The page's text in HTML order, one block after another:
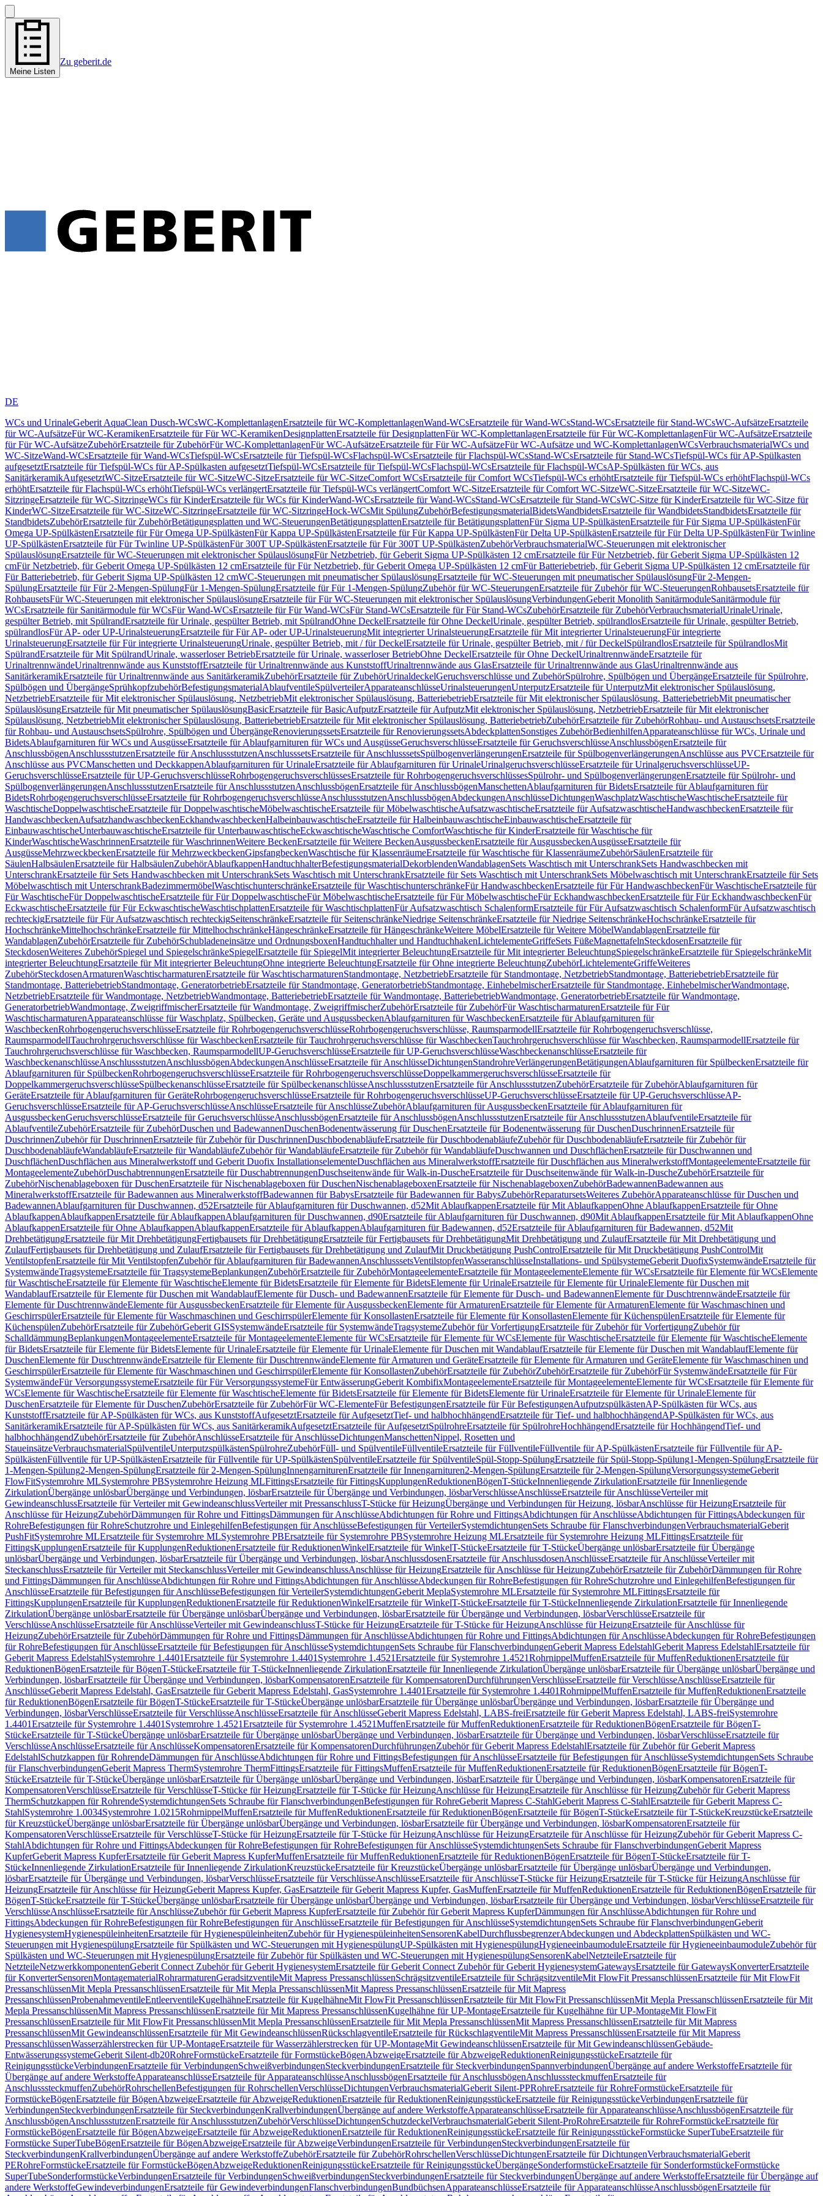
Meine Listen
Zu geberit.de
DE
WCs und UrinaleGeberit AquaClean Dusch-WCsWC-KomplettanlagenErsatzteile für WC-KomplettanlagenWand-WCsErsatzteile für Wand-WCsStand-WCsErsatzteile für Stand-WCsWC-AufsätzeErsatzteile
für WC-AufsätzeFür WC-KeramikenErsatzteile für Für WC-KeramikenDesignplattenErsatzteile für DesignplattenFür WC-KomplettanlagenErsatzteile für Für WC-KomplettanlagenFür WC-AufsätzeErsatzteile
für Für WC-AufsätzeZubehörErsatzteile für ZubehörFür WC-KomplettanlagenFür WC-AufsätzeErsatzteile für Für WC-AufsätzeFür WC-Aufsätze und WC-KomplettanlagenWCsVerbrauchsmaterialWCs und
WC-SitzeWand-WCsErsatzteile für Wand-WCsTiefspül-WCsErsatzteile für Tiefspül-WCsFlachspül-WCsErsatzteile für Flachspül-WCsStand-WCsErsatzteile für Stand-WCsTiefspül-WCs für AP-Spülkasten
aufgesetztErsatzteile für Tiefspül-WCs für AP-Spülkasten aufgesetztTiefspül-WCsErsatzteile für Tiefspül-WCsFlachspül-WCsErsatzteile für Flachspül-WCsAP-Spülkästen für WCs, aus
SanitärkeramikAufgesetztWC-SitzeErsatzteile für WC-SitzeWC-SitzeErsatzteile für WC-SitzeComfort WCsErsatzteile für Comfort WCsTiefspül-WCs erhöhtErsatzteile für Tiefspül-WCs erhöhtFlachspül-WCs
erhöhtErsatzteile für Flachspül-WCs erhöhtTiefspül-WCs verlängertErsatzteile für Tiefspül-WCs verlängertComfort WC-SitzeErsatzteile für Comfort WC-SitzeWC-SitzeErsatzteile für WC-SitzeWC-
SitzringeErsatzteile für WC-SitzringeWCs für KinderErsatzteile für WCs für KinderWand-WCsErsatzteile für Wand-WCsStand-WCsErsatzteile für Stand-WCsWC-Sitze für KinderErsatzteile für WC-Sitze für
KinderWC-SitzeErsatzteile für WC-SitzeWC-SitzringeErsatzteile für WC-SitzringeHock-WCsMit SpülungZubehörBefestigungsmaterialBidetsWandbidetsErsatzteile für WandbidetsStandbidetsErsatzteile für
StandbidetsZubehörErsatzteile für ZubehörBetätigungsplatten und WC-SteuerungenBetätigungsplattenErsatzteile für BetätigungsplattenFür Sigma UP-SpülkästenErsatzteile für Für Sigma UP-SpülkästenFür
Omega UP-SpülkästenErsatzteile für Für Omega UP-SpülkästenFür Kappa UP-SpülkästenErsatzteile für Für Kappa UP-SpülkästenFür Delta UP-SpülkästenErsatzteile für Für Delta UP-SpülkästenFür Twinline
UP-SpülkästenErsatzteile für Für Twinline UP-SpülkästenFür 300T UP-SpülkästenErsatzteile für Für 300T UP-SpülkästenZubehörVerbrauchsmaterialWC-Steuerungen mit elektronischer
SpülauslösungErsatzteile für WC-Steuerungen mit elektronischer SpülauslösungFür Netzbetrieb, für Geberit Sigma UP-Spülkästen 12 cmErsatzteile für Für Netzbetrieb, für Geberit Sigma UP-Spülkästen 12
cmFür Netzbetrieb, für Geberit Omega UP-Spülkästen 12 cmErsatzteile für Für Netzbetrieb, für Geberit Omega UP-Spülkästen 12 cmFür Batteriebetrieb, für Geberit Sigma UP-Spülkästen 12 cmErsatzteile für
Für Batteriebetrieb, für Geberit Sigma UP-Spülkästen 12 cmWC-Steuerungen mit pneumatischer SpülauslösungErsatzteile für WC-Steuerungen mit pneumatischer SpülauslösungFür 2-Mengen-
SpülungErsatzteile für Für 2-Mengen-SpülungFür 1-Mengen-SpülungErsatzteile für Für 1-Mengen-SpülungZubehör für WC-SteuerungenErsatzteile für Zubehör für WC-SteuerungenRohbausetsErsatzteile für
RohbausetsFür WC-Steuerungen mit elektronischer SpülauslösungErsatzteile für Für WC-Steuerungen mit elektronischer SpülauslösungVerbindungenGeberit Monolith SanitärmoduleSanitärmodule für
WCsErsatzteile für Sanitärmodule für WCsFür Wand-WCsErsatzteile für Für Wand-WCsFür Stand-WCsErsatzteile für Für Stand-WCsZubehörErsatzteile für ZubehörVerbrauchsmaterialUrinaleUrinale,
gespülter Betrieb, mit SpülrandErsatzteile für Urinale, gespülter Betrieb, mit SpülrandOhne DeckelErsatzteile für Ohne DeckelUrinale, gespülter Betrieb, spülrandlosErsatzteile für Urinale, gespülter Betrieb,
spülrandlosFür AP- oder UP-UrinalsteuerungErsatzteile für Für AP- oder UP-UrinalsteuerungMit integrierter UrinalsteuerungErsatzteile für Mit integrierter UrinalsteuerungFür integrierte
UrinalsteuerungErsatzteile für Für integrierte UrinalsteuerungUrinale, gespülter Betrieb, mit / für DeckelErsatzteile für Urinale, gespülter Betrieb, mit / für DeckelSpülrandlosErsatzteile für SpülrandlosMit
SpülrandErsatzteile für Mit SpülrandUrinale, wasserloser BetriebErsatzteile für Urinale, wasserloser BetriebOhne DeckelErsatzteile für Ohne DeckelUrinaltrennwändeErsatzteile für
UrinaltrennwändeUrinaltrennwände aus KunststoffErsatzteile für Urinaltrennwände aus KunststoffUrinaltrennwände aus GlasErsatzteile für Urinaltrennwände aus GlasUrinaltrennwände aus
SanitärkeramikErsatzteile für Urinaltrennwände aus SanitärkeramikZubehörErsatzteile für ZubehörUrinaldeckelGeruchsverschlüsse und ZubehörSpülrohre, Spülbögen und ÜbergängeErsatzteile für Spülrohre,
Spülbögen und ÜbergängeSprühkopfzubehörBefestigungsmaterialAblaufventileSpülverteilerApparateanschlüsseUrinalsteuerungenUnterputzErsatzteile für UnterputzMit elektronischer Spülauslösung,
NetzbetriebErsatzteile für Mit elektronischer Spülauslösung, NetzbetriebMit elektronischer Spülauslösung, BatteriebetriebErsatzteile für Mit elektronischer Spülauslösung, BatteriebetriebMit pneumatischer
SpülauslösungErsatzteile für Mit pneumatischer SpülauslösungBasicErsatzteile für BasicAufputzErsatzteile für AufputzMit elektronischer Spülauslösung, NetzbetriebErsatzteile für Mit elektronischer
Spülauslösung, NetzbetriebMit elektronischer Spülauslösung, BatteriebetriebErsatzteile für Mit elektronischer Spülauslösung, BatteriebetriebZubehörErsatzteile für ZubehörRohbau- und AustauschsetsErsatzteile
für Rohbau- und AustauschsetsSpülrohre, Spülbögen und ÜbergängeRenovierungssetsErsatzteile für RenovierungssetsAbdeckplattenSonstiges ZubehörBedienhilfenApparateanschlüsse für WCs, Urinale und
BidetsAblaufgarnituren für WCs und AusgüsseErsatzteile für Ablaufgarnituren für WCs und AusgüsseGeruchsverschlüsseErsatzteile für GeruchsverschlüsseAnschlussbögenErsatzteile für
AnschlussbögenAnschlussstutzenErsatzteile für AnschlussstutzenAnschlusssetsErsatzteile für AnschlusssetsSpülbogenverlängerungenErsatzteile für SpülbogenverlängerungenAnschlüsse aus PVCErsatzteile für
Anschlüsse aus PVCManschetten und DeckkappenAblaufgarnituren für UrinaleErsatzteile für Ablaufgarnituren für UrinaleUrinalgeruchsverschlüsseErsatzteile für UrinalgeruchsverschlüsseUP-
GeruchsverschlüsseErsatzteile für UP-GeruchsverschlüsseRohrbogengeruchsverschlüssesErsatzteile für RohrbogengeruchsverschlüssesSpülrohr- und SpülbogenverlängerungenErsatzteile für Spülrohr- und
SpülbogenverlängerungenAnschlussstutzenErsatzteile für AnschlussstutzenAnschlussbögenErsatzteile für AnschlussbögenManschettenAblaufgarnituren für BidetsErsatzteile für Ablaufgarnituren für
BidetsRohrbogengeruchsverschlüsseErsatzteile für RohrbogengeruchsverschlüsseAnschlussstutzenAnschlussbögenAbdeckungenAnschlüsseDichtungenWaschplatzWaschtischeWaschtischeErsatzteile für
WaschtischeDoppelwaschtischeErsatzteile für DoppelwaschtischeMöbelwaschtischeErsatzteile für MöbelwaschtischeAufsatzwaschtischeErsatzteile für AufsatzwaschtischeHandwaschbeckenErsatzteile für
HandwaschbeckenAufsatzhandwaschbeckenEckhandwaschbeckenHalbeinbauwaschtischeErsatzteile für HalbeinbauwaschtischeEinbauwaschtischeErsatzteile für
EinbauwaschtischeUnterbauwaschtischeErsatzteile für UnterbauwaschtischeEckwaschtischeWaschtische ComfortWaschtische für KinderErsatzteile für Waschtische für
KinderWaschtischeWaschrinnenErsatzteile für WaschrinnenWeitere BeckenErsatzteile für Weitere BeckenAusgussbeckenErsatzteile für AusgussbeckenAusgüsseErsatzteile für
AusgüsseMehrzweckbeckenErsatzteile für MehrzweckbeckenGipsfangbeckenWaschtische für KlassenräumeErsatzteile für Waschtische für KlassenräumeZubehörSäulenErsatzteile für
SäulenHalbsäulenErsatzteile für HalbsäulenZubehörAblaufkappenHandtuchhalterBefestigungsmaterialDekorblendenWandablagenSets Waschtisch mit UnterschrankSets Handwaschbecken mit
UnterschrankErsatzteile für Sets Handwaschbecken mit UnterschrankSets Waschtisch mit UnterschrankErsatzteile für Sets Waschtisch mit UnterschrankSets Möbelwaschtisch mit UnterschrankErsatzteile für Sets
Möbelwaschtisch mit UnterschrankBadezimmermöbelWaschtischunterschränkeErsatzteile für WaschtischunterschränkeFür HandwaschbeckenErsatzteile für Für HandwaschbeckenFür WaschtischeErsatzteile für
Für WaschtischeFür DoppelwaschtischeErsatzteile für Für DoppelwaschtischeFür MöbelwaschtischeErsatzteile für Für MöbelwaschtischeFür EckhandwaschbeckenErsatzteile für Für EckhandwaschbeckenFür
EckwaschtischeErsatzteile für Für EckwaschtischeWaschtischplattenErsatzteile für WaschtischplattenFür Aufsatzwaschtisch SchalenformErsatzteile für Für Aufsatzwaschtisch SchalenformFür Aufsatzwaschtisch
rechteckigErsatzteile für Für Aufsatzwaschtisch rechteckigSeitenschränkeErsatzteile für SeitenschränkeNiedrige SeitenschränkeErsatzteile für Niedrige SeitenschränkeHochschränkeErsatzteile für
HochschränkeMittelhochschränkeErsatzteile für MittelhochschränkeHängeschränkeErsatzteile für HängeschränkeWeitere MöbelErsatzteile für Weitere MöbelWandablagenErsatzteile für
WandablagenZubehörErsatzteile für ZubehörSchubladeneinsätze und OrdnungsboxenHandtuchhalter und HandtuchhakenLichtelementeGriffeSets FüßeMagnettafelnSteckdosenErsatzteile für
SteckdosenWeiteres ZubehörSpiegel und SpiegelschränkeSpiegelErsatzteile für SpiegelMit integrierter BeleuchtungErsatzteile für Mit integrierter BeleuchtungSpiegelschränkeErsatzteile für SpiegelschränkeMit
integrierter BeleuchtungErsatzteile für Mit integrierter BeleuchtungOhne integrierte BeleuchtungErsatzteile für Ohne integrierte BeleuchtungZubehörLichtelementeGriffeWeiteres
ZubehörSteckdosenArmaturenWaschtischarmaturenErsatzteile für WaschtischarmaturenStandmontage, NetzbetriebErsatzteile für Standmontage, NetzbetriebStandmontage, BatteriebetriebErsatzteile für
Standmontage, BatteriebetriebStandmontage, GeneratorbetriebErsatzteile für Standmontage, GeneratorbetriebStandmontage, EinhebelmischerErsatzteile für Standmontage, EinhebelmischerWandmontage,
NetzbetriebErsatzteile für Wandmontage, NetzbetriebWandmontage, BatteriebetriebErsatzteile für Wandmontage, BatteriebetriebWandmontage, GeneratorbetriebErsatzteile für Wandmontage,
GeneratorbetriebWandmontage, ZweigriffmischerErsatzteile für Wandmontage, ZweigriffmischerZubehörErsatzteile für ZubehörFür WaschtischarmaturenErsatzteile für Für
WaschtischarmaturenApparateanschlüsse für Waschplatz, Spülbecken, Geräte und AusgussbeckenAblaufgarnituren für WaschbeckenErsatzteile für Ablaufgarnituren für
WaschbeckenRohrbogengeruchsverschlüsseErsatzteile für RohrbogengeruchsverschlüsseRohrbogengeruchsverschlüsse, RaumsparmodellErsatzteile für Rohrbogengeruchsverschlüsse,
RaumsparmodellTauchrohrgeruchsverschlüsse für WaschbeckenErsatzteile für Tauchrohrgeruchsverschlüsse für WaschbeckenTauchrohrgeruchsverschlüsse für Waschbecken, RaumsparmodellErsatzteile für
Tauchrohrgeruchsverschlüsse für Waschbecken, RaumsparmodellUP-GeruchsverschlüsseErsatzteile für UP-GeruchsverschlüsseWaschbeckenanschlüsseErsatzteile für
WaschbeckenanschlüsseAnschlussstutzenAnschlussbögenAbdeckungenAnschlüsseErsatzteile für AnschlüsseDichtungenStandrohreVerlängerungenBetätigungenAblaufgarnituren für SpülbeckenErsatzteile für
Ablaufgarnituren für SpülbeckenRohrbogengeruchsverschlüsseErsatzteile für RohrbogengeruchsverschlüsseDoppelkammergeruchsverschlüsseErsatzteile für
DoppelkammergeruchsverschlüsseSpülbeckenanschlüsseErsatzteile für SpülbeckenanschlüsseAnschlussstutzenErsatzteile für AnschlussstutzenZubehörErsatzteile für ZubehörAblaufgarnituren für
GeräteErsatzteile für Ablaufgarnituren für GeräteRohrbogengeruchsverschlüsseErsatzteile für RohrbogengeruchsverschlüsseUP-GeruchsverschlüsseErsatzteile für UP-GeruchsverschlüsseAP-
GeruchsverschlüsseErsatzteile für AP-GeruchsverschlüsseAnschlüsseErsatzteile für AnschlüsseZubehörAblaufgarnituren für AusgussbeckenErsatzteile für Ablaufgarnituren für
AusgussbeckenGeruchsverschlüsseErsatzteile für GeruchsverschlüsseAnschlussbögenErsatzteile für AnschlussbögenAnschlussstutzenErsatzteile für AnschlussstutzenAblaufventileErsatzteile für
AblaufventileZubehörErsatzteile für ZubehörDuschen und BadewannenDuschenBodenentwässerung für DuschenErsatzteile für Bodenentwässerung für DuschenDuschrinnenErsatzteile für
DuschrinnenZubehör für DuschrinnenErsatzteile für Zubehör für DuschrinnenDuschbodenabläufeErsatzteile für DuschbodenabläufeZubehör für DuschbodenabläufeErsatzteile für Zubehör für
DuschbodenabläufeWandabläufeErsatzteile für WandabläufeZubehör für WandabläufeErsatzteile für Zubehör für WandabläufeDuschwannen und DuschflächenErsatzteile für Duschwannen und
DuschflächenDuschflächen aus Mineralwerkstoff und Geberit Duofix InstallationselementeDuschflächen aus MineralwerkstoffErsatzteile für Duschflächen aus MineralwerkstoffMontageelementeErsatzteile für
MontageelementeZubehörDuschabtrennungenErsatzteile für DuschabtrennungenDuschseitenwände für Walk-in-DuscheErsatzteile für Duschseitenwände für Walk-in-DuscheZubehörErsatzteile für
ZubehörNischenablageboxen für DuschenErsatzteile für Nischenablageboxen für DuschenNischenablageboxenErsatzteile für NischenablageboxenZubehörBadewannenBadewannen aus
MineralwerkstoffErsatzteile für Badewannen aus MineralwerkstoffBadewannen für BabysErsatzteile für Badewannen für BabysZubehörReparatursetsWeiteres ZubehörApparateanschlüsse für Duschen und
BadewannenAblaufgarnituren für Duschwannen, d52Ersatzteile für Ablaufgarnituren für Duschwannen, d52Mit AblaufkappenErsatzteile für Mit AblaufkappenOhne AblaufkappenErsatzteile für Ohne
AblaufkappenAblaufkappenErsatzteile für AblaufkappenAblaufgarnituren für Duschwannen, d90Ersatzteile für Ablaufgarnituren für Duschwannen, d90Mit AblaufkappenErsatzteile für Mit AblaufkappenOhne
AblaufkappenErsatzteile für Ohne AblaufkappenAblaufkappenErsatzteile für AblaufkappenAblaufgarnituren für Badewannen, d52Ersatzteile für Ablaufgarnituren für Badewannen, d52Mit
DrehbetätigungErsatzteile für Mit DrehbetätigungFertigbausets für DrehbetätigungErsatzteile für Fertigbausets für DrehbetätigungMit Drehbetätigung und ZulaufErsatzteile für Mit Drehbetätigung und
ZulaufFertigbausets für Drehbetätigung und ZulaufErsatzteile für Fertigbausets für Drehbetätigung und ZulaufMit Druckbetätigung PushControlErsatzteile für Mit Druckbetätigung PushControlMit
VentilstopfenErsatzteile für Mit VentilstopfenZubehör für Ablaufgarnituren für BadewannenAnschlusssetsVentilstopfenWasseranschlüsseInstallations- und SpülsystemeGeberit DuofixSystemwändeErsatzteile für
SystemwändeTragsystemeErsatzteile für TragsystemeBeplankungenZubehörErsatzteile für ZubehörMontageelementeErsatzteile für MontageelementeElemente für WCsErsatzteile für Elemente für WCsElemente
für WaschtischeErsatzteile für Elemente für WaschtischeElemente für BidetsErsatzteile für Elemente für BidetsElemente für UrinaleErsatzteile für Elemente für UrinaleElemente für Duschen mit
WandablaufErsatzteile für Elemente für Duschen mit WandablaufElemente für Dusch- und BadewannenErsatzteile für Elemente für Dusch- und BadewannenElemente für DuschtrennwändeErsatzteile für
Elemente für DuschtrennwändeElemente für AusgussbeckenErsatzteile für Elemente für AusgussbeckenElemente für ArmaturenErsatzteile für Elemente für ArmaturenElemente für Waschmaschinen und
GeschirrspülerErsatzteile für Elemente für Waschmaschinen und GeschirrspülerElemente für KonsollastenErsatzteile für Elemente für KonsollastenElemente für KüchenspülenErsatzteile für Elemente für
KüchenspülenZubehörErsatzteile für ZubehörGeberit GISSystemwändeErsatzteile für SystemwändeTragsystemeZubehör für VorfertigungErsatzteile für Zubehör für VorfertigungZubehör für
SchalldämmungBeplankungenMontageelementeErsatzteile für MontageelementeElemente für WCsErsatzteile für Elemente für WCsElemente für WaschtischeErsatzteile für Elemente für WaschtischeElemente
für BidetsErsatzteile für Elemente für BidetsElemente für UrinaleErsatzteile für Elemente für UrinaleElemente für Duschen mit WandablaufErsatzteile für Elemente für Duschen mit WandablaufElemente für
DuschenElemente für DuschtrennwändeErsatzteile für Elemente für DuschtrennwändeElemente für Armaturen und GeräteErsatzteile für Elemente für Armaturen und GeräteElemente für Waschmaschinen und
GeschirrspülerErsatzteile für Elemente für Waschmaschinen und GeschirrspülerElemente für KonsollastenZubehörErsatzteile für ZubehörZubehörErsatzteile für ZubehörFür SystemwändeErsatzteile für Für
SystemwändeFür VersorgungssystemeErsatzteile für Für VersorgungssystemeFür EntwässerungGeberit KombifixMontageelementeErsatzteile für MontageelementeElemente für WCsErsatzteile für Elemente für
WCsElemente für WaschtischeErsatzteile für Elemente für WaschtischeElemente für BidetsErsatzteile für Elemente für BidetsElemente für UrinaleErsatzteile für Elemente für UrinaleElemente für
DuschenErsatzteile für Elemente für DuschenZubehörErsatzteile für ZubehörFür WC-ElementeFür BefestigungenErsatzteile für Für BefestigungenAufputzspülkästenAP-Spülkästen für WCs, aus
KunststoffErsatzteile für AP-Spülkästen für WCs, aus KunststoffAufgesetztErsatzteile für AufgesetztTief- und halbhochhängendErsatzteile für Tief- und halbhochhängendAP-Spülkästen für WCs, aus
SanitärkeramikErsatzteile für AP-Spülkästen für WCs, aus SanitärkeramikAufgesetztErsatzteile für AufgesetztSpülrohreErsatzteile für SpülrohreHochhängendErsatzteile für HochhängendTief- und
halbhochhängendZubehörErsatzteile für ZubehörAnschlüsseErsatzteile für AnschlüsseDichtungenManschettenNippel, Rosetten und
StaueinsätzeVerbrauchsmaterialSpülventileUnterputzspülkästenSpülrohreZubehörFüll- und SpülventileFüllventileErsatzteile für FüllventileFüllventile für AP-SpülkästenErsatzteile für Füllventile für AP-
SpülkästenFüllventile für UP-SpülkästenErsatzteile für Füllventile für UP-SpülkästenSpülventileErsatzteile für SpülventileSpül-Stopp-SpülungErsatzteile für Spül-Stopp-Spülung1-Mengen-SpülungErsatzteile für
1-Mengen-Spülung2-Mengen-SpülungErsatzteile für 2-Mengen-SpülungInnengarniturenErsatzteile für Innengarnituren2-Mengen-SpülungErsatzteile für 2-Mengen-SpülungVersorgungssystemeGeberit
FlowFitSystemrohre MLSystemrohre PBSystemrohre Heizung MLFittingsErsatzteile für FittingsKupplungenReduktionenBögenT-StückeInnenliegende ZirkulationErsatzteile für Innenliegende
ZirkulationÜbergänge unlösbarÜbergänge und Verbindungen, lösbarErsatzteile für Übergänge und Verbindungen, lösbarVerschlüsseAnschlüsseErsatzteile für AnschlüsseVerteiler mit
GewindeanschlussErsatzteile für Verteiler mit GewindeanschlussVerteiler mit PressanschlussT-Stücke für HeizungÜbergänge und Verbindungen für Heizung, lösbarAnschlüsse für HeizungErsatzteile für
Anschlüsse für HeizungZubehörDämmungen für Rohre und FittingsDämmungen für AnschlüsseAbdichtungen für Rohre und FittingsAbdichtungen für AnschlüsseAbdichtungen für FittingsAbdeckungen für
RohreBefestigungen für RohreSchutzrohre und EinlegehilfenBefestigungen für AnschlüsseBefestigungen für VerteilerSystemdichtungenSets Schraube für FlanschverbindungenVerbrauchsmaterialGeberit
PushFitSystemrohre MLErsatzteile für Systemrohre MLSystemrohre PBErsatzteile für Systemrohre PBSystemrohre Heizung MLErsatzteile für Systemrohre Heizung MLFittingsErsatzteile für
FittingsKupplungenErsatzteile für KupplungenReduktionenErsatzteile für ReduktionenWinkelErsatzteile für WinkelT-StückeErsatzteile für T-StückeÜbergänge unlösbarErsatzteile für Übergänge
unlösbarÜbergänge und Verbindungen, lösbarErsatzteile für Übergänge und Verbindungen, lösbarAnschlussdosenErsatzteile für AnschlussdosenAnschlüsseErsatzteile für AnschlüsseVerteiler mit
SteckanschlussErsatzteile für Verteiler mit SteckanschlussVerteiler mit GewindeanschlussAnschlüsse für HeizungErsatzteile für Anschlüsse für HeizungZubehörErsatzteile für ZubehörDämmungen für Rohre
und FittingsDämmungen für AnschlüsseAbdichtungen für Rohre und FittingsAbdichtungen für AnschlüsseAbdeckungen für RohreBefestigungen für RohreSchutzrohre und EinlegehilfenBefestigungen für
AnschlüsseErsatzteile für Befestigungen für AnschlüsseBefestigungen für VerteilerSystemdichtungenGeberit MeplaSystemrohre MLErsatzteile für Systemrohre MLFittingsErsatzteile für
FittingsKupplungenErsatzteile für KupplungenReduktionenErsatzteile für ReduktionenWinkelErsatzteile für WinkelT-StückeErsatzteile für T-StückeInnenliegende ZirkulationErsatzteile für Innenliegende
ZirkulationÜbergänge unlösbarErsatzteile für Übergänge unlösbarÜbergänge und Verbindungen, lösbarErsatzteile für Übergänge und Verbindungen, lösbarVerschlüsseErsatzteile für
VerschlüsseAnschlüsseErsatzteile für AnschlüsseVerteiler mit GewindeanschlussT-Stücke für HeizungErsatzteile für T-Stücke für HeizungAnschlüsse für HeizungErsatzteile für Anschlüsse für
HeizungZubehörErsatzteile für ZubehörDämmungen für Rohre und FittingsDämmungen für AnschlüsseAbdichtungen für Rohre und FittingsAbdichtungen für AnschlüsseAbdeckungen für RohreBefestigungen
für RohreBefestigungen für AnschlüsseErsatzteile für Befestigungen für AnschlüsseSystemdichtungenSets Schraube für FlanschverbindungenGeberit Mapress EdelstahlGeberit Mapress EdelstahlErsatzteile für
Geberit Mapress EdelstahlSystemrohre 1.4401Ersatzteile für Systemrohre 1.4401 Systemrohre 1.4521Ersatzteile für Systemrohre 1.4521RohrnippelMuffenErsatzteile für MuffenReduktionenErsatzteile für
ReduktionenBögenErsatzteile für BögenT-StückeErsatzteile für T-StückeInnenliegende ZirkulationErsatzteile für Innenliegende ZirkulationÜbergänge unlösbarErsatzteile für Übergänge unlösbarÜbergänge und
Verbindungen, lösbarErsatzteile für Übergänge und Verbindungen, lösbarKompensatorenErsatzteile für KompensatorenDurchführungenVerschlüsseErsatzteile für VerschlüsseAnschlüsseErsatzteile für
AnschlüsseGeberit Mapress Edelstahl, GasErsatzteile für Geberit Mapress Edelstahl, GasSystemrohre 1.4401Ersatzteile für Systemrohre 1.4401RohrnippelMuffenErsatzteile für MuffenReduktionenErsatzteile
für ReduktionenBögenErsatzteile für BögenT-StückeErsatzteile für T-StückeÜbergänge unlösbarErsatzteile für Übergänge unlösbarÜbergänge und Verbindungen, lösbarErsatzteile für Übergänge und
Verbindungen, lösbarVerschlüsseErsatzteile für VerschlüsseAnschlüsseErsatzteile für AnschlüsseGeberit Mapress Edelstahl, LABS-freiErsatzteile für Geberit Mapress Edelstahl, LABS-freiSystemrohre
1.4401Ersatzteile für Systemrohre 1.4401 Systemrohre 1.4521Ersatzteile für Systemrohre 1.4521MuffenErsatzteile für MuffenReduktionenErsatzteile für ReduktionenBögenErsatzteile für BögenT-
StückeErsatzteile für T-StückeÜbergänge unlösbarErsatzteile für Übergänge unlösbarÜbergänge und Verbindungen, lösbarErsatzteile für Übergänge und Verbindungen, lösbarVerschlüsseErsatzteile für
VerschlüsseAnschlüsseErsatzteile für AnschlüsseKompensatorenErsatzteile für KompensatorenDurchführungenZubehör für Geberit Mapress EdelstahlErsatzteile für Zubehör für Geberit Mapress
EdelstahlSchutzkappen für RohrendeDämmungen für AnschlüsseAbdichtungen für Rohre und FittingsBefestigungen für AnschlüsseErsatzteile für Befestigungen für AnschlüsseSystemdichtungenSets Schraube
für FlanschverbindungenGeberit Mapress ThermSystemrohre ThermFittingsErsatzteile für FittingsMuffenErsatzteile für MuffenReduktionenErsatzteile für ReduktionenBögenErsatzteile für BögenT-
StückeErsatzteile für T-StückeÜbergänge unlösbarErsatzteile für Übergänge unlösbarÜbergänge und Verbindungen, lösbarErsatzteile für Übergänge und Verbindungen, lösbarKompensatorenErsatzteile für
KompensatorenVerschlüsseErsatzteile für VerschlüsseT-Stücke für HeizungErsatzteile für T-Stücke für HeizungAnschlüsse für HeizungErsatzteile für Anschlüsse für HeizungZubehör für Geberit Mapress
ThermSchutzkappen für RohrendeSystemdichtungenSets Schraube für FlanschverbindungenBefestigungen für RohreGeberit Mapress C-StahlGeberit Mapress C-StahlErsatzteile für Geberit Mapress C-
StahlSystemrohre 1.0034Systemrohre 1.0215RohrnippelMuffenErsatzteile für MuffenReduktionenErsatzteile für ReduktionenBögenErsatzteile für BögenT-StückeErsatzteile für T-StückeKreuzstückeErsatzteile
für KreuzstückeÜbergänge unlösbarErsatzteile für Übergänge unlösbarÜbergänge und Verbindungen, lösbarErsatzteile für Übergänge und Verbindungen, lösbarKompensatorenErsatzteile für
KompensatorenVerschlüsseErsatzteile für VerschlüsseT-Stücke für HeizungErsatzteile für T-Stücke für HeizungAnschlüsse für HeizungErsatzteile für Anschlüsse für HeizungZubehör für Geberit Mapress C-
StahlAbdichtungen für Rohre und FittingsAbdeckungen für RohreBefestigungen für RohreBefestigungen für AnschlüsseSystemdichtungenSets Schraube für FlanschverbindungenGeberit Mapress
KupferGeberit Mapress KupferErsatzteile für Geberit Mapress KupferMuffenErsatzteile für MuffenReduktionenErsatzteile für ReduktionenBögenErsatzteile für BögenT-StückeErsatzteile für T-
StückeInnenliegende ZirkulationErsatzteile für Innenliegende ZirkulationKreuzstückeErsatzteile für KreuzstückeÜbergänge unlösbarErsatzteile für Übergänge unlösbarÜbergänge und Verbindungen,
lösbarErsatzteile für Übergänge und Verbindungen, lösbarVerschlüsseErsatzteile für VerschlüsseAnschlüsseErsatzteile für AnschlüsseT-Stücke für HeizungErsatzteile für T-Stücke für HeizungAnschlüsse für
HeizungErsatzteile für Anschlüsse für HeizungGeberit Mapress Kupfer, GasErsatzteile für Geberit Mapress Kupfer, GasMuffenErsatzteile für MuffenReduktionenErsatzteile für ReduktionenBögenErsatzteile für
BögenT-StückeErsatzteile für T-StückeÜbergänge unlösbarErsatzteile für Übergänge unlösbarÜbergänge und Verbindungen, lösbarErsatzteile für Übergänge und Verbindungen, lösbarVerschlüsseErsatzteile für
VerschlüsseAnschlüsseErsatzteile für AnschlüsseZubehör für Geberit Mapress KupferErsatzteile für Zubehör für Geberit Mapress KupferDämmungen für AnschlüsseAbdichtungen für Rohre und
FittingsAbdeckungen für RohreBefestigungen für RohreBefestigungen für AnschlüsseErsatzteile für Befestigungen für AnschlüsseSystemdichtungenSets Schraube für FlanschverbindungenGeberit
HygienesystemHygienespüleinheitenErsatzteile für HygienespüleinheitenZubehör für HygienespüleinheitenSensorenKabelDurchflussbegrenzerAbdeckungen und AbdeckplattenSpülkästen und WC-
Steuerungen mit HygienespülungErsatzteile für Spülkästen und WC-Steuerungen mit HygienespülungUP-Spülkästen mit HygienespülungHygieneeinbaumoduleErsatzteile für HygieneeinbaumoduleZubehör für
Spülkästen und WC-Steuerungen mit HygienespülungErsatzteile für Zubehör für Spülkästen und WC-Steuerungen mit HygienespülungSensorenKabelNetzteileErsatzteile für
NetzteileNetzwerkkomponentenGeberit Connect Zubehör für Geberit HygienesystemErsatzteile für Geberit Connect Zubehör für Geberit HygienesystemGatewaysErsatzteile für GatewaysKonverterErsatzteile
für KonverterSensorenMontagematerialRohrarmaturenGeradsitzventileMit Mapress PressanschlüssenSchrägsitzventileErsatzteile für SchrägsitzventileMit FlowFit PressanschlüssenErsatzteile für Mit FlowFit
PressanschlüssenMit Mepla PressanschlüssenErsatzteile für Mit Mepla PressanschlüssenMit Mapress PressanschlüssenErsatzteile für Mit Mapress
PressanschlüssenProbenahmeventileEntleerventileKugelhähneErsatzteile für KugelhähneMit FlowFit PressanschlüssenErsatzteile für Mit FlowFit PressanschlüssenMit Mepla PressanschlüssenErsatzteile für Mit
Mepla PressanschlüssenMit Mapress PressanschlüssenErsatzteile für Mit Mapress PressanschlüssenKugelhähne für UP-MontageErsatzteile für Kugelhähne für UP-MontageMit FlowFit
PressanschlüssenErsatzteile für Mit FlowFit PressanschlüssenMit Mepla PressanschlüssenErsatzteile für Mit Mepla PressanschlüssenMit Mapress PressanschlüssenErsatzteile für Mit Mapress
PressanschlüssenMit GewindeanschlüssenErsatzteile für Mit GewindeanschlüssenRückschlagventileErsatzteile für RückschlagventileMit Mapress PressanschlüssenErsatzteile für Mit Mapress
PressanschlüssenWasserzählerstrecken für UP-MontageErsatzteile für Wasserzählerstrecken für UP-MontageMit GewindeanschlüssenErsatzteile für Mit GewindeanschlüssenGebäude-
EntwässerungssystemeGeberit Silent-db20RohreFormstückeErsatzteile für FormstückeBögenAbzweigeErsatzteile für AbzweigeReduktionenReinigungsstückeErsatzteile für
ReinigungsstückeVerbindungenErsatzteile für VerbindungenSchweißverbindungenSteckverbindungenErsatzteile für SteckverbindungenSpannverbindungenÜbergänge auf andere WerkstoffeErsatzteile für
Übergänge auf andere WerkstoffeApparateanschlüsseErsatzteile für ApparateanschlüsseAnschlussbögenErsatzteile für AnschlussbögenAnschlusssteckmuffenErsatzteile für
AnschlusssteckmuffenZubehörRohrschellenBefestigungen für RohrschellenVerschlüsseDichtungenVerbrauchsmaterialGeberit Silent-PPRohreErsatzteile für RohreFormstückeErsatzteile für
FormstückeBögenErsatzteile für BögenAbzweigeErsatzteile für AbzweigeReduktionenErsatzteile für ReduktionenReinigungsstückeErsatzteile für ReinigungsstückeVerbindungenErsatzteile für
VerbindungenSteckverbindungenErsatzteile für SteckverbindungenKrallverbindungenÜbergänge auf andere WerkstoffeApparateanschlüsseErsatzteile für ApparateanschlüsseAnschlussbögenErsatzteile für
AnschlussbögenAnschlussstutzenErsatzteile für AnschlussstutzenZubehörVerschlüsseDichtungenSchutzdeckelVerbrauchsmaterialGeberit Silent-ProRohreErsatzteile für RohreFormstückeErsatzteile für
FormstückeBögenErsatzteile für BögenAbzweigeErsatzteile für AbzweigeReduktionenErsatzteile für ReduktionenReinigungsstückeErsatzteile für ReinigungsstückeFormstücke SuperTubeErsatzteile für
Formstücke SuperTubeBögenErsatzteile für BögenAbzweigeErsatzteile für AbzweigeVerbindungenErsatzteile für VerbindungenSteckverbindungenErsatzteile für
SteckverbindungenKrallverbindungenÜbergänge auf andere WerkstoffeZubehörErsatzteile für ZubehörRohrschellenVerschlüsseDichtungenErsatzteile für DichtungenVerbrauchsmaterialGeberit
PERohreFormstückeErsatzteile für FormstückeBögenAbzweigeReduktionenReinigungsstückeErsatzteile für ReinigungsstückeÜbergängeSonderformstückeErsatzteile für SonderformstückeFormstücke
SuperTubeSonderformstückeVerbindungenErsatzteile für VerbindungenSchweißverbindungenSteckverbindungenErsatzteile für SteckverbindungenÜbergänge auf andere WerkstoffeErsatzteile für Übergänge auf
andere WerkstoffeGewindeverbindungenErsatzteile für GewindeverbindungenFlanschverbindungenBundbüchsenApparateanschlüsseErsatzteile für ApparateanschlüsseAnschlussbögenErsatzteile für